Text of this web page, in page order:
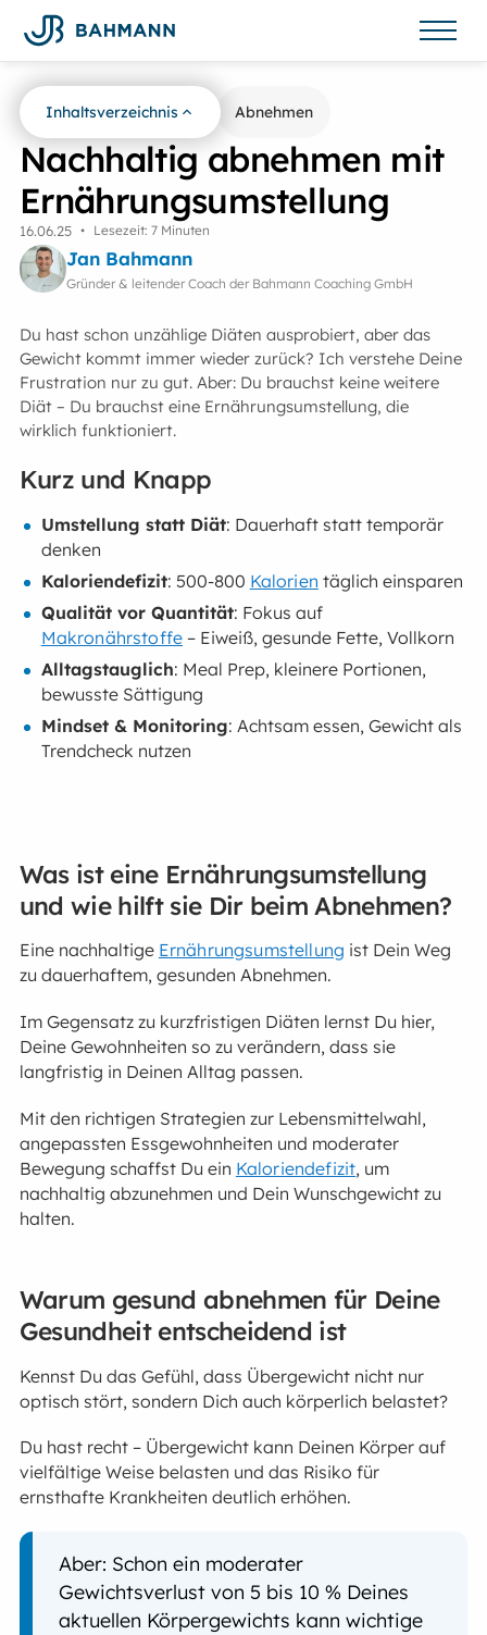
Zurück zur Übersicht Abnehmen
Nachhaltig abnehmen mit
Ernährungsumstellung
16.06.25 • Lesezeit: 7 Minuten
Jan Bahmann
Gründer & leitender Coach der Bahmann Coaching GmbH
Du hast schon unzählige Diäten ausprobiert, aber das
Gewicht kommt immer wieder zurück? Ich verstehe Deine
Frustration nur zu gut. Aber: Du brauchst keine weitere
Diät – Du brauchst eine Ernährungsumstellung, die
wirklich funktioniert.
Kurz und Knapp
Umstellung statt Diät: Dauerhaft statt temporär
denken
Kaloriendefizit: 500-800 Kalorien täglich einsparen
Qualität vor Quantität: Fokus auf
Makronährstoffe – Eiweiß, gesunde Fette, Vollkorn
Alltagstauglich: Meal Prep, kleinere Portionen,
bewusste Sättigung
Mindset & Monitoring: Achtsam essen, Gewicht als
Trendcheck nutzen
Was ist eine Ernährungsumstellung
und wie hilft sie Dir beim Abnehmen?
Eine nachhaltige Ernährungsumstellung ist Dein Weg
zu dauerhaftem, gesunden Abnehmen.
Im Gegensatz zu kurzfristigen Diäten lernst Du hier,
Deine Gewohnheiten so zu verändern, dass sie
langfristig in Deinen Alltag passen.
Mit den richtigen Strategien zur Lebensmittelwahl,
angepassten Essgewohnheiten und moderater
Bewegung schaffst Du ein Kaloriendefizit, um
nachhaltig abzunehmen und Dein Wunschgewicht zu
halten.
Warum gesund abnehmen für Deine
Gesundheit entscheidend ist
Kennst Du das Gefühl, dass Übergewicht nicht nur
optisch stört, sondern Dich auch körperlich belastet?
Du hast recht – Übergewicht kann Deinen Körper auf
vielfältige Weise belasten und das Risiko für
ernsthafte Krankheiten deutlich erhöhen.
Aber: Schon ein moderater
Gewichtsverlust von 5 bis 10 % Deines
aktuellen Körpergewichts kann wichtige
Inhaltsverzeichnis